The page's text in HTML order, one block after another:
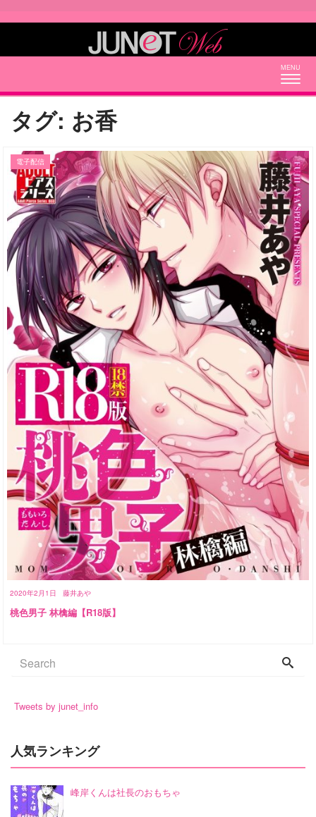
タグ: お香
2020年2月1日 藤井あや
電子配信
桃色男子 林檎編【R18版】
Tweets by junet_info
人気ランキング
峰岸くんは社長のおもちゃ